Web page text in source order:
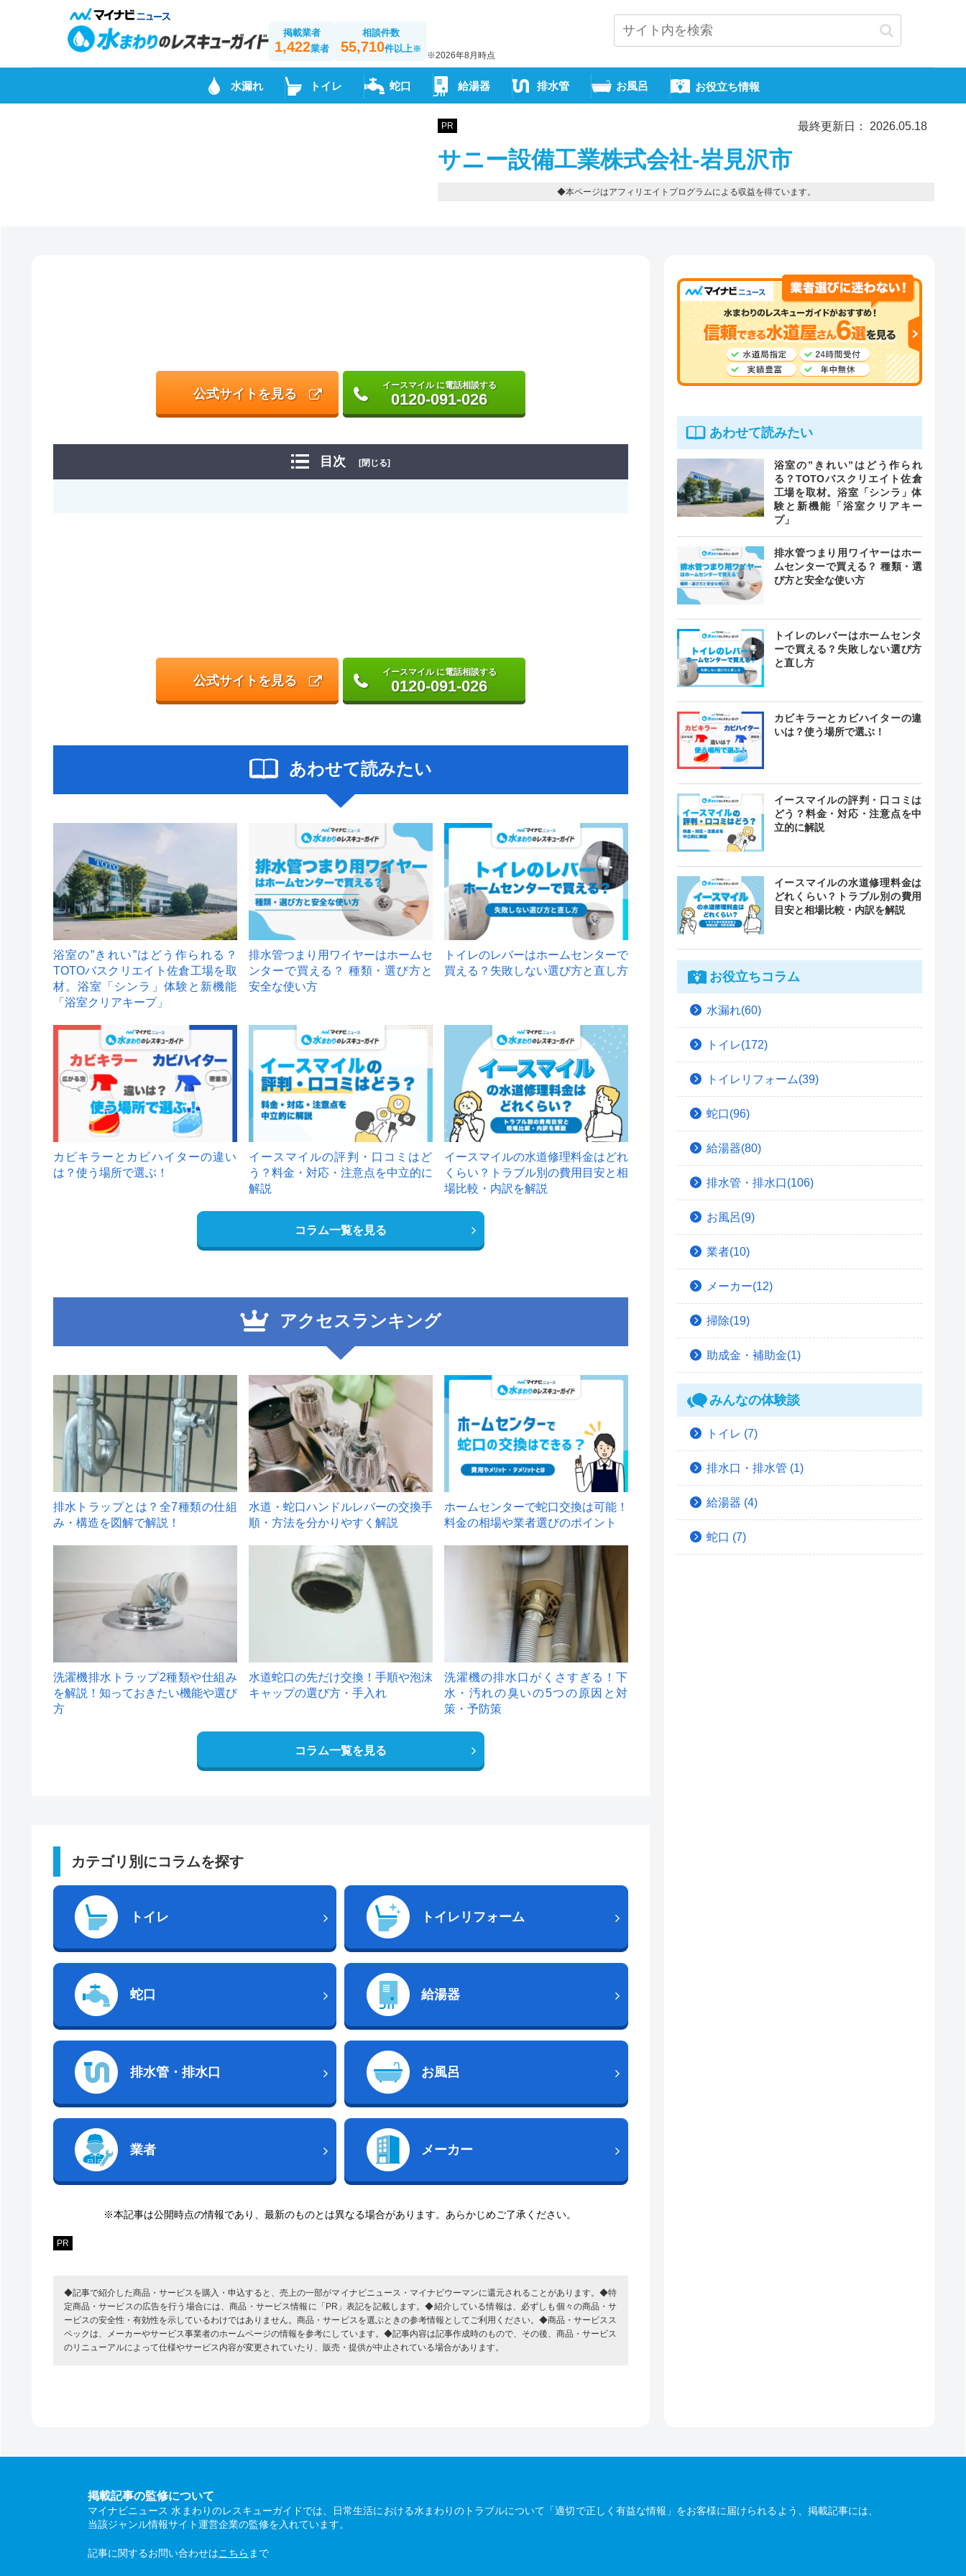
掲載業者
1,422業者
相談件数
55,710件以上※
※2026年8月時点
水漏れ トイレ 蛇口 給湯器 排水管 お風呂 お役立ち情報
PR 最終更新日： 2026.05.18
サニー設備工業株式会社-岩見沢市
◆本ページはアフィリエイトプログラムによる収益を得ています。
公式サイトを見る
イースマイル に電話相談する
0120-091-026
目次 [閉じる]
公式サイトを見る
イースマイル に電話相談する
0120-091-026
あわせて読みたい
浴室の”きれい”はどう作られる？
TOTOバスクリエイト佐倉工場を取
材。浴室「シンラ」体験と新機能
「浴室クリアキープ」
排水管つまり用ワイヤーはホームセ
ンターで買える？ 種類・選び方と
安全な使い方
トイレのレバーはホームセンターで
買える？失敗しない選び方と直し方
カビキラーとカビハイターの違い
は？使う場所で選ぶ！
イースマイルの評判・口コミはど
う？料金・対応・注意点を中立的に
解説
イースマイルの水道修理料金はどれ
くらい？トラブル別の費用目安と相
場比較・内訳を解説
コラム一覧を見る
アクセスランキング
1
排水トラップとは？全7種類の仕組
み・構造を図解で解説！
2
水道・蛇口ハンドルレバーの交換手
順・方法を分かりやすく解説
ホームセンターで蛇口交換は可能！
料金の相場や業者選びのポイント
洗濯機排水トラップ2種類や仕組み
を解説！知っておきたい機能や選び
方
水道蛇口の先だけ交換！手順や泡沫
キャップの選び方・手入れ
洗濯機の排水口がくさすぎる！下
水・汚れの臭いの5つの原因と対
策・予防策
コラム一覧を見る
カテゴリ別にコラムを探す
トイレ トイレリフォーム
蛇口 給湯器
排水管・排水口 お風呂
業者 メーカー
※本記事は公開時点の情報であり、最新のものとは異なる場合があります。あらかじめご了承ください。
PR
◆記事で紹介した商品・サービスを購入・申込すると、売上の一部がマイナビニュース・マイナビウーマンに還元されることがあります。◆特
定商品・サービスの広告を行う場合には、商品・サービス情報に「PR」表記を記載します。◆紹介している情報は、必ずしも個々の商品・サ
ービスの安全性・有効性を示しているわけではありません。商品・サービスを選ぶときの参考情報としてご利用ください。◆商品・サービスス
ペックは、メーカーやサービス事業者のホームページの情報を参考にしています。◆記事内容は記事作成時のもので、その後、商品・サービス
のリニューアルによって仕様やサービス内容が変更されていたり、販売・提供が中止されている場合があります。
あわせて読みたい
浴室の”きれい”はどう作られ
る？TOTOバスクリエイト佐倉
工場を取材。浴室「シンラ」体
験と新機能「浴室クリアキー
プ」
排水管つまり用ワイヤーはホー
ムセンターで買える？ 種類・選
び方と安全な使い方
トイレのレバーはホームセンタ
ーで買える？失敗しない選び方
と直し方
カビキラーとカビハイターの違
いは？使う場所で選ぶ！
イースマイルの評判・口コミは
どう？料金・対応・注意点を中
立的に解説
イースマイルの水道修理料金は
どれくらい？トラブル別の費用
目安と相場比較・内訳を解説
お役立ちコラム
水漏れ(60)
トイレ(172)
トイレリフォーム(39)
蛇口(96)
給湯器(80)
排水管・排水口(106)
お風呂(9)
業者(10)
メーカー(12)
掃除(19)
助成金・補助金(1)
みんなの体験談
トイレ (7)
排水口・排水管 (1)
給湯器 (4)
蛇口 (7)
掲載記事の監修について
マイナビニュース 水まわりのレスキューガイドでは、日常生活における水まわりのトラブルについて「適切で正しく有益な情報」をお客様に届けられるよう、掲載記事には、
当該ジャンル情報サイト運営企業の監修を入れています。
記事に関するお問い合わせはこちら まで